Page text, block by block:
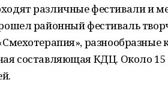
различные фестивали и
районный фестиваль
составляющая КДЦ. Около